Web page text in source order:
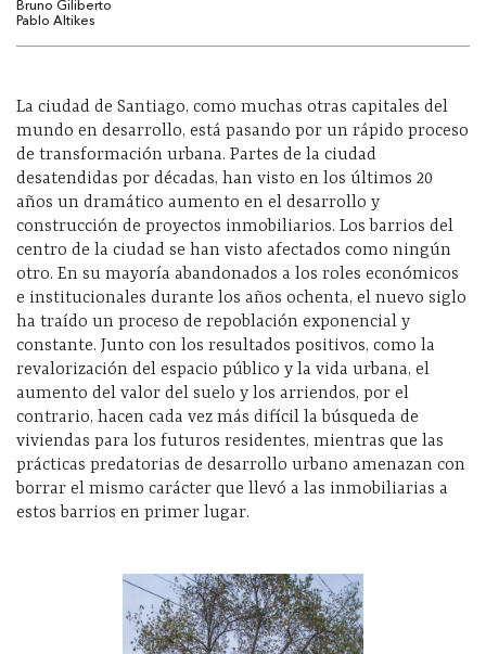
Bruno Giliberto
Pablo Altikes
La ciudad de Santiago, como muchas otras capitales del
mundo en desarrollo, está pasando por un rápido proceso
de transformación urbana. Partes de la ciudad
desatendidas por décadas, han visto en los últimos 20
años un dramático aumento en el desarrollo y
construcción de proyectos inmobiliarios. Los barrios del
centro de la ciudad se han visto afectados como ningún
otro. En su mayoría abandonados a los roles económicos
e institucionales durante los años ochenta, el nuevo siglo
ha traído un proceso de repoblación exponencial y
constante. Junto con los resultados positivos, como la
revalorización del espacio público y la vida urbana, el
aumento del valor del suelo y los arriendos, por el
contrario, hacen cada vez más difícil la búsqueda de
viviendas para los futuros residentes, mientras que las
prácticas predatorias de desarrollo urbano amenazan con
borrar el mismo carácter que llevó a las inmobiliarias a
estos barrios en primer lugar.